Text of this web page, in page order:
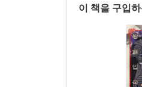
이 책을 구입